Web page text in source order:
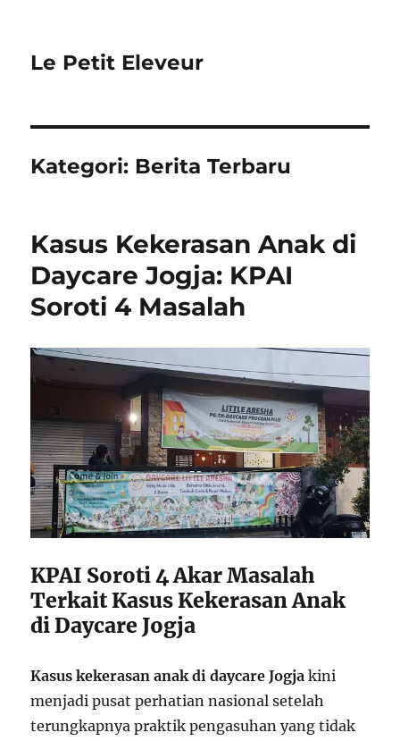
Le Petit Eleveur
Kategori: Berita Terbaru
Kasus Kekerasan Anak di
Daycare Jogja: KPAI
Soroti 4 Masalah
KPAI Soroti 4 Akar Masalah
Terkait Kasus Kekerasan Anak
di Daycare Jogja
Kasus kekerasan anak di daycare Jogja kini
menjadi pusat perhatian nasional setelah
terungkapnya praktik pengasuhan yang tidak